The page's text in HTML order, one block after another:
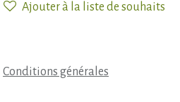
Ajouter à la liste de souhaits
Conditions générales